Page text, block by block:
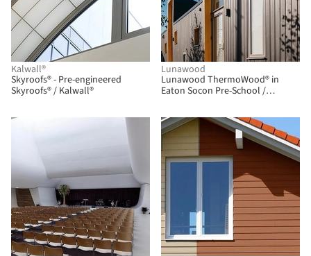
Kalwall®
Skyroofs® - Pre-engineered
Skyroofs® / Kalwall®
Lunawood
Lunawood ThermoWood® in
Eaton Socon Pre-School /